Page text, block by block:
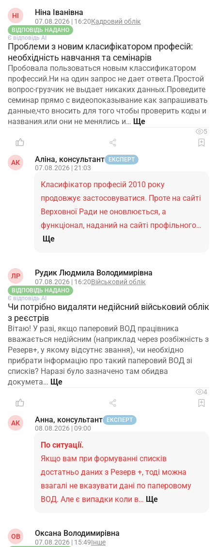
НІ Ніна Іванівна
07.08.2026 | 16:20Кадровий облік
ВІДПОВІДЬ НАДАНО
Є відповідь АІ
Проблеми з новим класифікатором професій:
необхідність навчання та семінарів
Пробовала пользоваться новым классификатором
профессий.Ни на один запрос не дает ответа.Простой
вопрос-грузчик не выдает никаких данных.Проведите
семинар прямо с видеопоказывание как запрашивать
данные,что вносить для того чтобы проверить коды и
названия.или они не менялись и…
5
АК Аліна, консультант ЕКСПЕРТ
07.08.2026 | 21:03
Класифікатор професій 2010 року
продовжує застосовуватися. Проте на сайті
Верховної Ради не оновлюється, а
функціонал, наданий на сайті профільного…
Ще
ЛР Рудик Людмила Володимирівна
07.08.2026 | 16:20Військовий облік
ВІДПОВІДЬ НАДАНО
Є відповідь АІ
Чи потрібно видаляти недійсний військовий облік
з реєстрів
Вітаю! У разі, якщо паперовий ВОД працівника
вважається недійсним (наприклад через розбіжність з
Резерв+, у якому відсутнє звання), чи необхідно
прибрати інформацію про такий паперовий ВОД зі
списків? Наразі було зазначено там обидва
докумета…
4
АК Анна, консультант ЕКСПЕРТ
08.08.2026 | 09:00
По ситуації.
Якщо вам при формуванні списків
достатньо даних з Резерв +, тоді можна
взагалі не вказувати дані по паперовому
ВОД. Але є випадки коли в… Ще
ОВ Оксана Володимирівна
07.08.2026 | 15:49Інше